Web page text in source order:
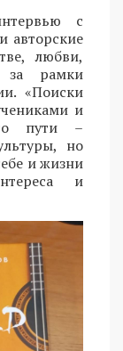
с
авторские
любви,
за рамки
«Поиски
и
пути –
но
и жизни
и